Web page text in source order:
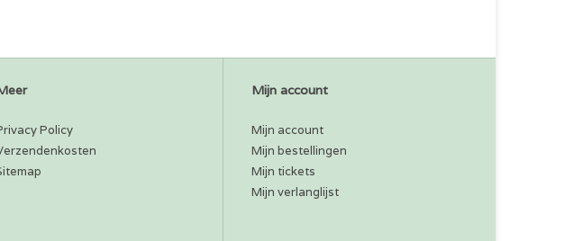
Policy
Mijn account
Mijn account
Mijn bestellingen
Mijn tickets
Mijn verlanglijst